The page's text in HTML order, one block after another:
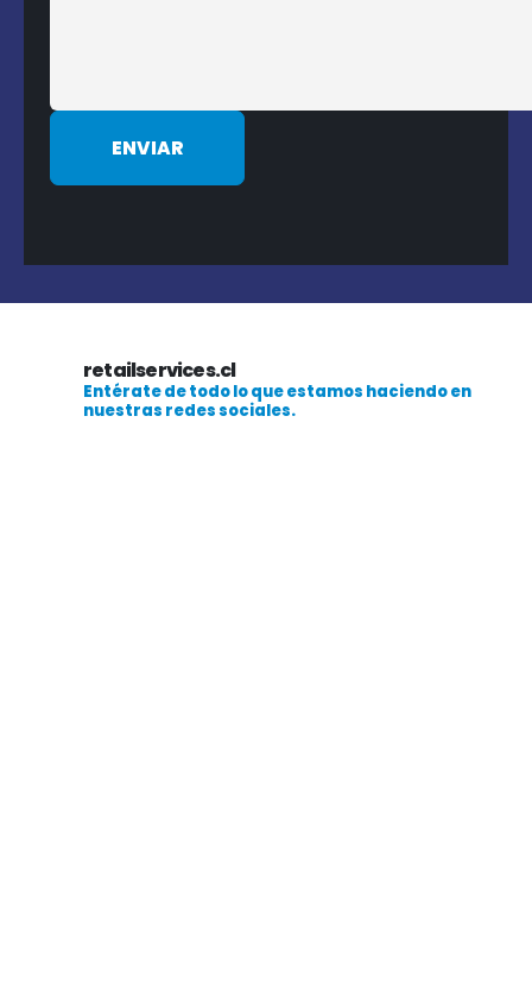
retailservices.cl
Entérate de todo lo que estamos haciendo en
nuestras redes sociales.